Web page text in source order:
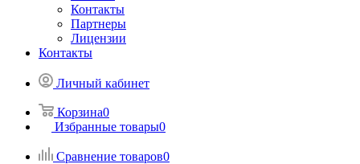
Контакты
Партнеры
Лицензии
Контакты
Личный кабинет
Корзина0
Избранные товары0
Сравнение товаров0